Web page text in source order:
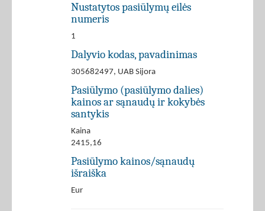
Nustatytos pasiūlymų eilės
numeris
1
Dalyvio kodas, pavadinimas
305682497, UAB Sijora
Pasiūlymo (pasiūlymo dalies)
kainos ar sąnaudų ir kokybės
santykis
Kaina
2415,16
Pasiūlymo kainos/sąnaudų
išraiška
Eur